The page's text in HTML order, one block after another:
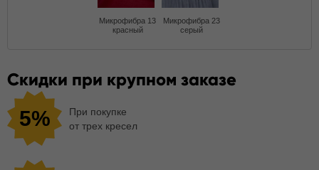
Микрофибра 13
красный
Микрофибра 23
серый
Скидки при крупном заказе
5%
При покупке
от трех кресел